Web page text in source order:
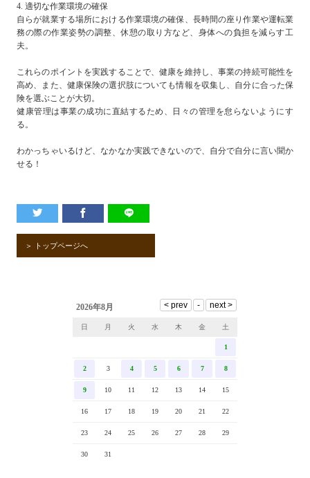
4. 適切な作業環境の確保
自らが就業する場所における作業環境の確保、長時間の座り作業や運転業
務の際の作業姿勢の調整、休憩の取り方など、身体への負担を減らす工
夫。
これらのポイントを実践することで、健康を維持し、事業の持続可能性を
高め、また、健康保険の選択肢についても情報を収集し、自分に合った保
険を選ぶことが大切。
健康管理は事業の成功に直結するため、日々の管理を怠らないようにす
る。
わかっちゃいるけど、なかなか実践できないので、自分で自分に言い聞か
せる！
＞ トップページへ
2026年8月
日 月 火 水 木 金 土
1
2 3 4 5 6 7 8
9 10 11 12 13 14 15
16 17 18 19 20 21 22
23 24 25 26 27 28 29
30 31